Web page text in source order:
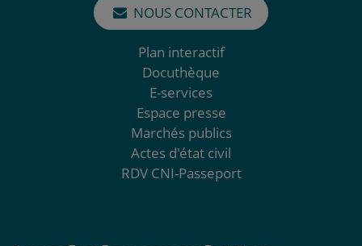
NOUS CONTACTER
Plan interactif
Docuthèque
E-services
Espace presse
Marchés publics
Actes d'état civil
RDV CNI-Passeport